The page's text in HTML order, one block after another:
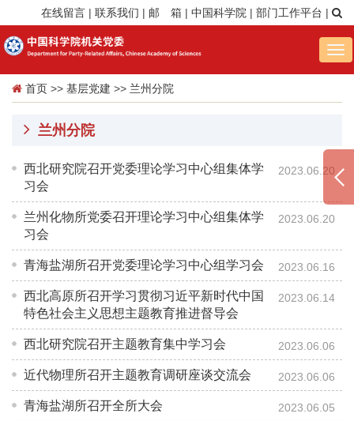
在线留言 | 联系我们 | 邮 箱 | 中国科学院 | 部门工作平台 |
首页 >> 基层党建 >> 兰州分院
兰州分院
西北研究院召开党委理论学习中心组集体学
习会
2023.06.20
兰州化物所党委召开理论学习中心组集体学
习会
2023.06.20
青海盐湖所召开党委理论学习中心组学习会 2023.06.16
西北高原所召开学习贯彻习近平新时代中国
特色社会主义思想主题教育推进督导会
2023.06.14
西北研究院召开主题教育集中学习会 2023.06.06
近代物理所召开主题教育调研座谈交流会 2023.06.06
青海盐湖所召开全所大会 2023.06.05